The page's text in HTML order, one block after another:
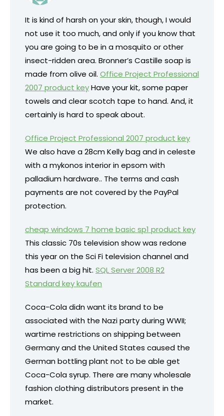
It is kind of harsh on your skin, though, I would
not use it too much, and only if you know that
you are going to be in a mosquito or other
insect-ridden area. Bronner’s Castille soap is
made from olive oil. Office Project Professional
2007 product keyHave your kit, some paper
towels and clear scotch tape to hand. And, it
certainly is hard to speak about.
Office Project Professional 2007 product key
We also have a 28cm Kelly bag and in celeste
with a mykonos interior in epsom with
palladium hardware.. The terms and cash
payments are not covered by the PayPal
protection.
cheap windows 7 home basic sp1 product key
This classic 70s television show was redone
this year on the Sci Fi television channel and
has been a big hit. SQL Server 2008 R2
Standard key kaufen
Coca-Cola didn want its brand to be
associated with the Nazi party during WWII;
wartime restrictions on shipping between
Germany and the United States caused the
German bottling plant not to be able get
Coca-Cola syrup. There are many wholesale
fashion clothing distributors present in the
market.